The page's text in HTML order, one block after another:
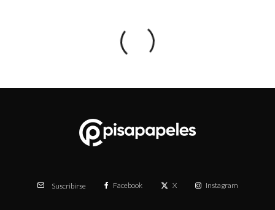
Suscribirse Facebook X Instagram